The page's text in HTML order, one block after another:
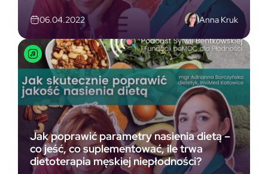
06.04.2022 Anna Kruk
Jak poprawić parametry nasienia dietą –
co jeść, co suplementować, ile trwa
dietoterapia męskiej niepłodności?